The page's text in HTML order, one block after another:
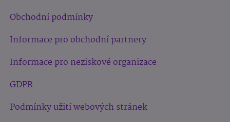
Obchodní podmínky
Informace pro obchodní partnery
Informace pro neziskové organizace
GDPR
Podmínky užití webových stránek